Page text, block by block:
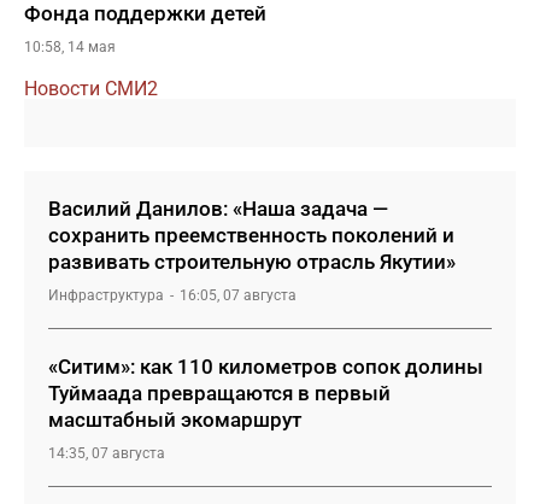
Фонда поддержки детей
10:58, 14 мая
Новости СМИ2
Василий Данилов: «Наша задача —
сохранить преемственность поколений и
развивать строительную отрасль Якутии»
Инфраструктура 16:05, 07 августа
«Ситим»: как 110 километров сопок долины
Туймаада превращаются в первый
масштабный экомаршрут
14:35, 07 августа